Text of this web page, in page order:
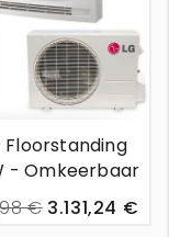
Floorstanding
- Omkeerbaar
Airco
€ 3.131,24 €